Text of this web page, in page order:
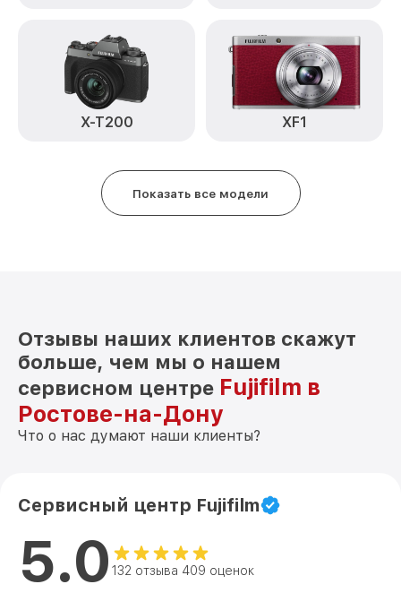
Чистка CCD/CMOS матрицы FinePix
XT200 Fujifilm
от 3500₽
Замена байонета FinePix XT200 Fujifilm от 3400₽
Замена микрофона FinePix XT200
X-T200 XF1
Показать все модели
Отзывы наших клиентов скажут
больше, чем мы о нашем
сервисном центре Fujifilm в
Ростове-на-Дону
Что о нас думают наши клиенты?
Сервисный центр Fujifilm
5.0 132 отзыва 409 оценок